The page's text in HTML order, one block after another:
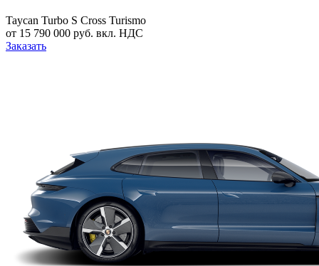
Taycan Turbo S Cross Turismo
от 15 790 000 руб. вкл. НДС
Заказать